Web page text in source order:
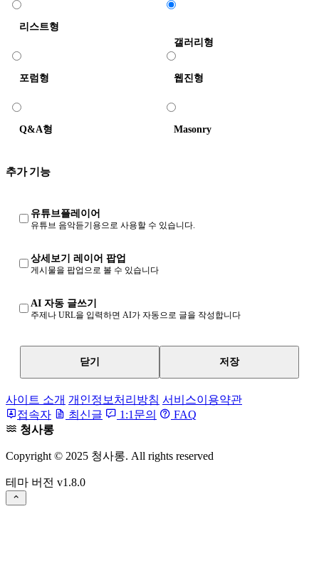
리스트형
갤러리형
포럼형 웹진형
Q&A형 Masonry
추가 기능
유튜브플레이어
유튜브 음악듣기용으로 사용할 수 있습니다.
상세보기 레이어 팝업
게시물을 팝업으로 볼 수 있습니다
AI 자동 글쓰기
주제나 URL을 입력하면 AI가 자동으로 글을 작성합니다
닫기 저장
사이트 소개 개인정보처리방침 서비스이용약관
접속자
최신글 1:1문의
FAQ
청사롱
Copyright © 2025 청사롱. All rights reserved
테마 버전 v1.8.0